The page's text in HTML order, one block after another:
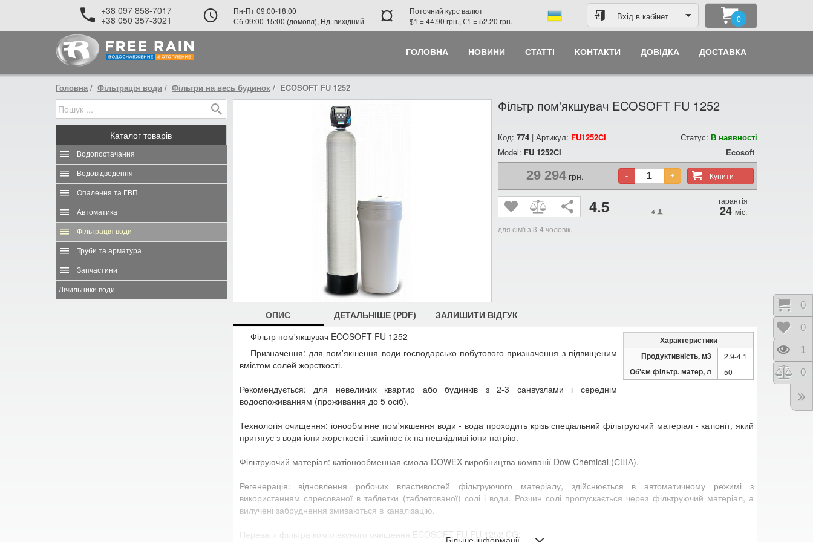
+38 097 858-7017
+38 050 357-3021
Пн-Пт 09:00-18:00
Сб 09:00-15:00 (домовл), Нд. вихідний
¤
Поточний курс валют
$1 = 44.90 грн., €1 = 52.20 грн.
Вхід в кабінет 0
ГОЛОВНА НОВИНИ СТАТТІ КОНТАКТИ ДОВІДКА ДОСТАВКА
Головна Фільтрація води Фільтри на весь будинок ECOSOFT FU 1252
Каталог товарів
Водопостачання
Водовідведення
Опалення та ГВП
Автоматика
Фільтрація води
Труби та арматура
Запчастини
Лічильники води
Фільтр пом'якшувач ECOSOFT FU 1252
Код:774 | Артикул: FU1252CI Статус: В наявності
Model: FU 1252CI Ecosoft
29 294грн. Купити
- +
4.5 4
гарантія
24 міс.
для сім'ї з 3-4 чоловік.
ОПИС ДЕТАЛЬНІШЕ (PDF) ЗАЛИШИТИ ВІДГУК
Характеристики
Продуктивність, м3
2.9-4.1
Об'єм фільтр. матер, л 50
Фільтр пом'якшувач ECOSOFT FU 1252
Призначення: для пом'якшення води господарсько-побутового призначення з підвищеним
вмістом солей жорсткості.
Рекомендується: для невеликих квартир або будинків з 2-3 санвузлами і середнім
водоспоживанням (проживання до 5 осіб).
Технологія очищення: іонообмінне пом'якшення води - вода проходить крізь спеціальний фільтруючий матеріал - катіоніт, який
притягує з води іони жорсткості і замінює їх на нешкідливі іони натрію.
Фільтруючий матеріал: катіонообменная смола DOWEX виробництва компанії Dow Chemical (США).
Регенерація: відновлення робочих властивостей фільтруючого матеріалу, здійснюється в автоматичному режимі з
використанням спресованої в таблетки (таблетованої) солі і води. Розчин солі пропускається через фільтруючий матеріал, а
вилучені забруднення змиваються в каналізацію.
Переваги фільтра комплексного очищення ECOSOFT FU FU 1252 CG:
Більше інформації ...
0
0
1
0